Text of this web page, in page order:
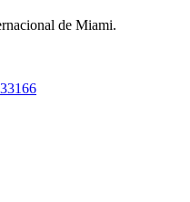
de Miami.